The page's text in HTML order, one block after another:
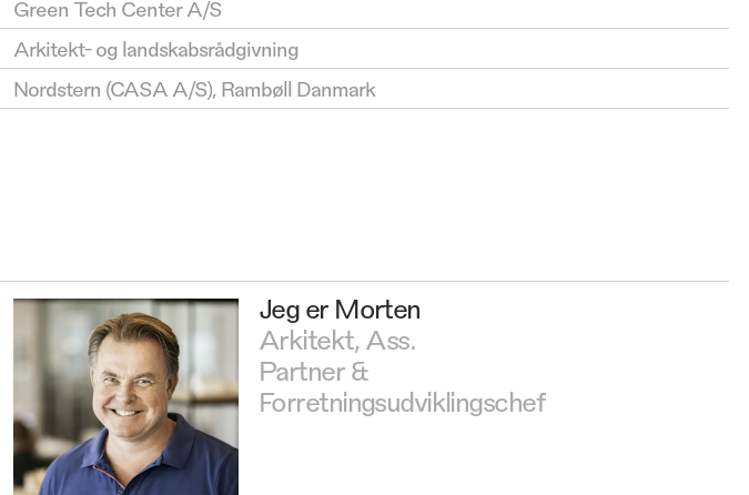
Green Tech Center A/S
Arkitekt- og landskabsrådgivning
Nordstern (CASA A/S), Rambøll Danmark
Jeg er Morten
Arkitekt, Ass.
Partner &
Forretningsudviklingschef